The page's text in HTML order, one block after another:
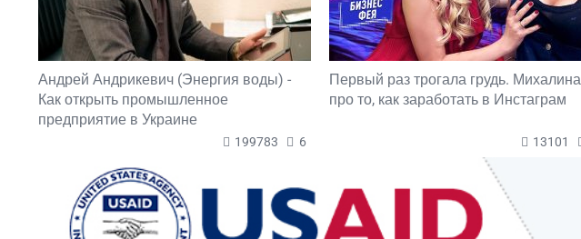
Андрей Андрикевич (Энергия воды) -
Как открыть промышленное
предприятие в Украине
199783 6
Первый раз трогала грудь. Михалина
про то, как заработать в Инстаграм
13101